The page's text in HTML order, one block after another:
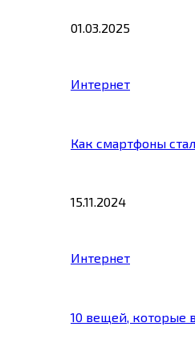
01.03.2025
Интернет
Как смартфоны
15.11.2024
Интернет
10 вещей, которые